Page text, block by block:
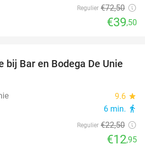
Regulier €72,50
€39,50
42%
bij Bar en Bodega De Unie
9.6 star
6 min. directions_walk
Regulier €22,50
€12,95